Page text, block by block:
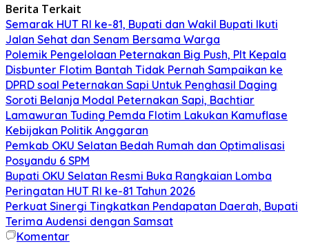
Berita Terkait
Semarak HUT RI ke-81, Bupati dan Wakil Bupati Ikuti
Jalan Sehat dan Senam Bersama Warga
Polemik Pengelolaan Peternakan Big Push, Plt Kepala
Disbunter Flotim Bantah Tidak Pernah Sampaikan ke
DPRD soal Peternakan Sapi Untuk Penghasil Daging
Soroti Belanja Modal Peternakan Sapi, Bachtiar
Lamawuran Tuding Pemda Flotim Lakukan Kamuflase
Kebijakan Politik Anggaran
Pemkab OKU Selatan Bedah Rumah dan Optimalisasi
Posyandu 6 SPM
Bupati OKU Selatan Resmi Buka Rangkaian Lomba
Peringatan HUT RI ke-81 Tahun 2026
Perkuat Sinergi Tingkatkan Pendapatan Daerah, Bupati
Terima Audensi dengan Samsat
Komentar